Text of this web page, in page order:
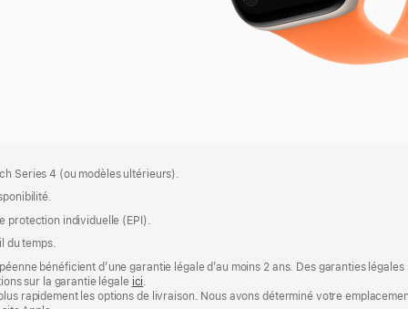
Series 4 (ou modèles ultérieurs).
protection individuelle (EPI).
du temps.
bénéficient d’une garantie légale d’au moins 2 ans. Des garanties
sur la garantie légale ici.
rapidement les options de livraison. Nous avons déterminé votre